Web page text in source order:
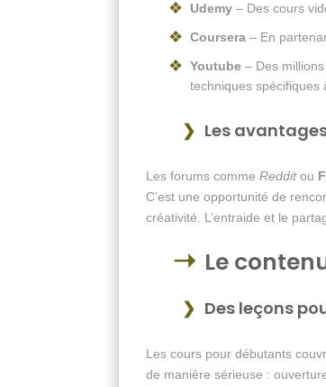
Udemy – Des cours
Coursera – En
Youtube – Des
techniques spécifiques
Les
Les forums comme Redditou
C’est une opportunité de
créativité. L’entraide et le
Le
Des leçons
Les cours pour débutants
de manière sérieuse :